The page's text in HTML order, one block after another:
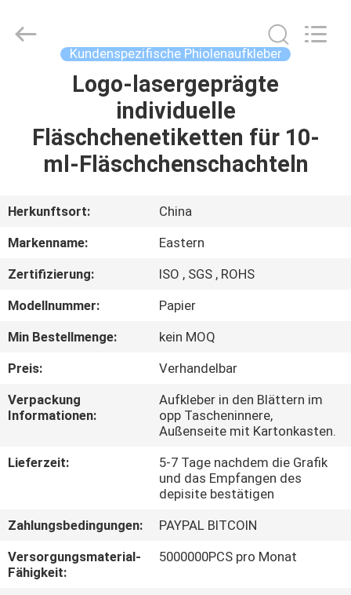
PRODUKTE
UNS
AUSFLUG
QUALITÄTSKONTROLLE
TRETEN
SIE
UNS
VERBINDUNG
NACHRICHTEN
Kundenspezifische Phiolenaufkleber
Logo-lasergeprägte
individuelle
Fläschchenetiketten für 10-
ml-Fläschchenschachteln
Herkunftsort:
China
Markenname:
Eastern
Zertifizierung:
ISO , SGS , ROHS
Modellnummer:
Papier
Min Bestellmenge:
kein MOQ
Preis:
Verhandelbar
Verpackung
Informationen:
Aufkleber in den Blättern im
opp Tascheninnere,
Außenseite mit Kartonkasten.
Lieferzeit:
5-7 Tage nachdem die Grafik
und das Empfangen des
depisite bestätigen
Zahlungsbedingungen:
PAYPAL BITCOIN
Versorgungsmaterial-
Fähigkeit:
5000000PCS pro Monat